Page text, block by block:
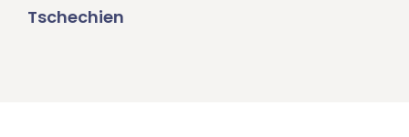
Tschechien